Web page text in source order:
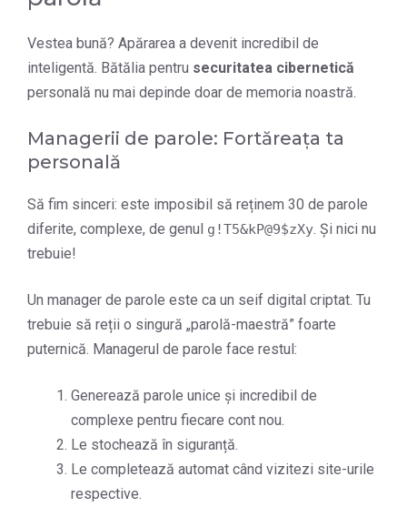
Vestea bună? Apărarea a devenit incredibil de
inteligentă. Bătălia pentru securitatea cibernetică
personală nu mai depinde doar de memoria noastră.
Managerii de parole: Fortăreața ta
personală
Să fim sinceri: este imposibil să reținem 30 de parole
diferite, complexe, de genul g!T5&kP@9$zXy. Și nici nu
trebuie!
Un manager de parole este ca un seif digital criptat. Tu
trebuie să reții o singură „parolă-maestră” foarte
puternică. Managerul de parole face restul:
Generează parole unice și incredibil de
complexe pentru fiecare cont nou.
Le stochează în siguranță.
Le completează automat când vizitezi site-urile
respective.